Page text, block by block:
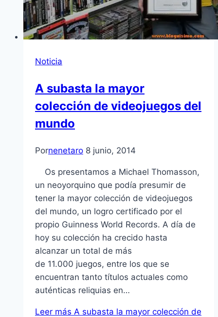
Noticia
A subasta la mayor
colección de videojuegos del
mundo
Pornenetaro 8 junio, 2014
Os presentamos a Michael Thomasson,
un neoyorquino que podía presumir de
tener la mayor colección de videojuegos
del mundo, un logro certificado por el
propio Guinness World Records. A día de
hoy su colección ha crecido hasta
alcanzar un total de más
de 11.000 juegos, entre los que se
encuentran tanto títulos actuales como
auténticas reliquias en…
Leer más A subasta la mayor colección de